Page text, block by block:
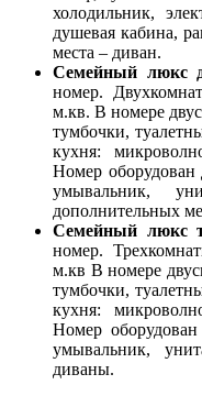
холодильник,
душевая кабина,
места – диван.
Семейный люкс
номер.
м.кв. В номере
тумбочки,
кухня:
Номер оборудован
умывальник,
дополнительных
Семейный люкс
номер.
м.кв В номере
тумбочки,
кухня:
Номер
умывальник,
диваны.